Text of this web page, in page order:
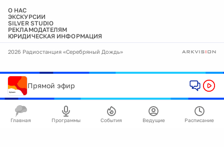
О НАС
ЭКСКУРСИИ
SILVER STUDIO
РЕКЛАМОДАТЕЛЯМ
ЮРИДИЧЕСКАЯ ИНФОРМАЦИЯ
2026 Радиостанция «Серебряный Дождь»
Прямой эфир
Главная Программы События Ведущие Расписание